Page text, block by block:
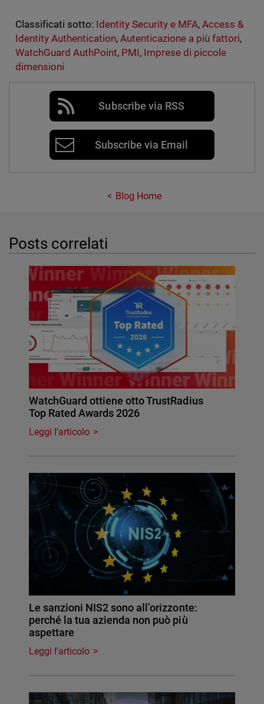
Classificati sotto: Identity Security e MFA,Access &
Identity Authentication, Autenticazione a più fattori,
WatchGuard AuthPoint, PMI, Imprese di piccole
dimensioni
Subscribe via RSS
Subscribe via Email
Blog Home
Posts correlati
WatchGuard ottiene otto TrustRadius
Top Rated Awards 2026
Leggi l'articolo
Le sanzioni NIS2 sono all’orizzonte:
perché la tua azienda non può più
aspettare
Leggi l'articolo